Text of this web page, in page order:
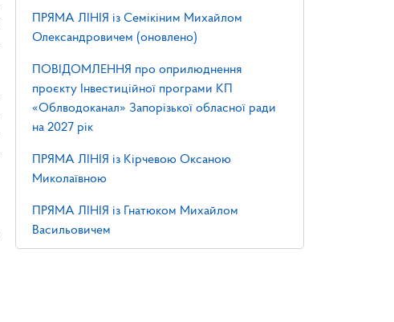
ПРЯМА ЛІНІЯ із Семікіним Михайлом
Олександровичем (оновлено)
ПОВІДОМЛЕННЯ про оприлюднення
проєкту Інвестиційної програми КП
«Облводоканал» Запорізької обласної ради
на 2027 рік
ПРЯМА ЛІНІЯ із Кірчевою Оксаною
Миколаївною
ПРЯМА ЛІНІЯ із Гнатюком Михайлом
Васильовичем